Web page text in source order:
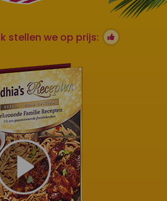
stellen we op prijs: